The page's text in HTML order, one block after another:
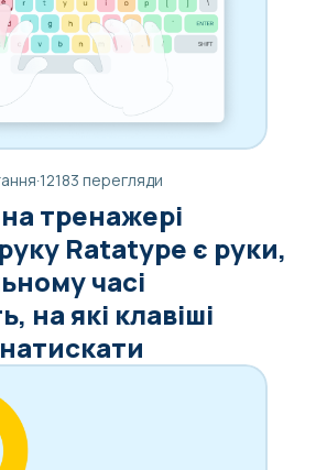
·12183 перегляди
тренажері
Ratatype є руки,
часі
на які клавіші